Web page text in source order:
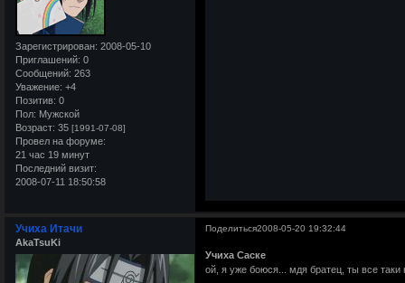
Зарегистрирован: 2008-05-10
Приглашений: 0
Сообщений: 263
Уважение: +4
Позитив: 0
Пол: Мужской
Возраст: 35 [1991-07-08]
Провел на форуме:
21 час 19 минут
Последний визит:
2008-07-11 18:50:58
Поделиться2008-05-20 19:32:44
Учиха Итачи
AkaTsuKi
Учиха Саске
ой, я уже боюся... мдя братец, ты все